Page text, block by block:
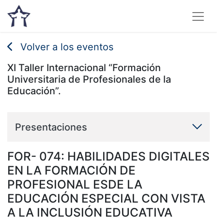
Volver a los eventos
XI Taller Internacional “Formación
Universitaria de Profesionales de la
Educación”.
Presentaciones
FOR- 074: HABILIDADES DIGITALES
EN LA FORMACIÓN DE
PROFESIONAL ESDE LA
EDUCACIÓN ESPECIAL CON VISTA
A LA INCLUSIÓN EDUCATIVA